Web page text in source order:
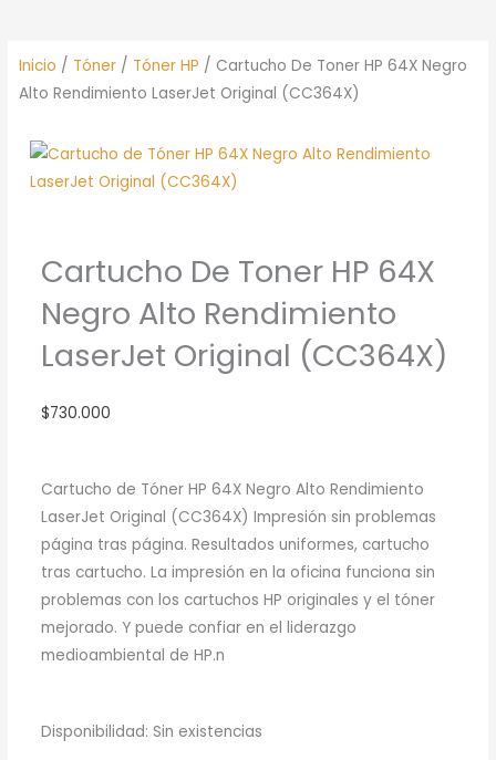
Inicio / Tóner / Tóner HP / Cartucho De Toner HP 64X Negro
Alto Rendimiento LaserJet Original (CC364X)
Cartucho De Toner HP 64X
Negro Alto Rendimiento
LaserJet Original (CC364X)
$730.000
Cartucho de Tóner HP 64X Negro Alto Rendimiento
LaserJet Original (CC364X) Impresión sin problemas
página tras página. Resultados uniformes, cartucho
tras cartucho. La impresión en la oficina funciona sin
problemas con los cartuchos HP originales y el tóner
mejorado. Y puede confiar en el liderazgo
medioambiental de HP.n
Disponibilidad: Sin existencias